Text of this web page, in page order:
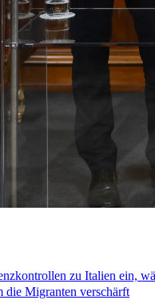
zu Italien ein,
die Migranten verschärft